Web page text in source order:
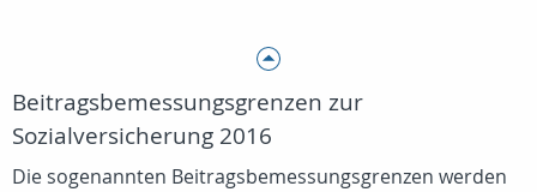
Beitragsbemessungsgrenzen zur
Sozialversicherung 2016
Die sogenannten Beitragsbemessungsgrenzen werden